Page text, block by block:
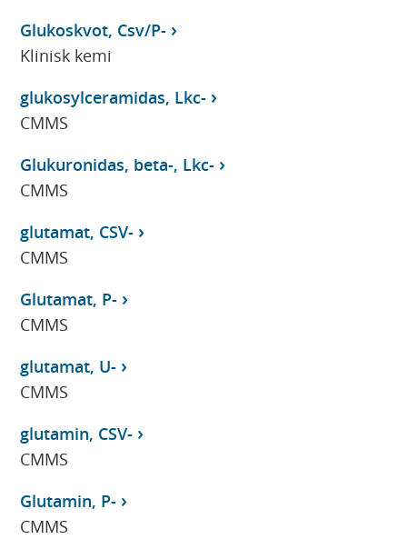
Glukoskvot, Csv/P-
Klinisk kemi
glukosylceramidas, Lkc-
CMMS
Glukuronidas, beta-, Lkc-
CMMS
glutamat, CSV-
CMMS
Glutamat, P-
CMMS
glutamat, U-
CMMS
glutamin, CSV-
CMMS
Glutamin, P-
CMMS